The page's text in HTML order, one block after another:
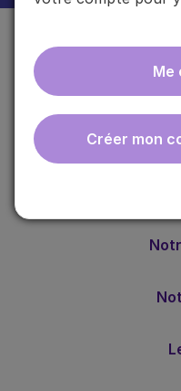
Me
Créer mon
ebmfrance est une